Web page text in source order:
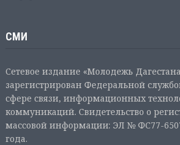
СМИ
Сетевое издание «Молодежь
зарегистрирован Федеральной
сфере связи, информационных
коммуникаций. Свидетельство о
массовой информации: ЭЛ № ФС77-
года.